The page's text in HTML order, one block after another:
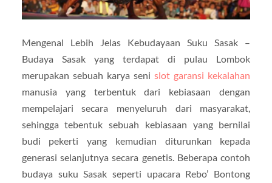
Mengenal Lebih Jelas Kebudayaan Suku Sasak –
Budaya Sasak yang terdapat di pulau Lombok
merupakan sebuah karya senislot garansi kekalahan
manusia yang terbentuk dari kebiasaan dengan
mempelajari secara menyeluruh dari masyarakat,
sehingga tebentuk sebuah kebiasaan yang bernilai
budi pekerti yang kemudian diturunkan kepada
generasi selanjutnya secara genetis. Beberapa contoh
budaya suku Sasak seperti upacara Rebo’ Bontong